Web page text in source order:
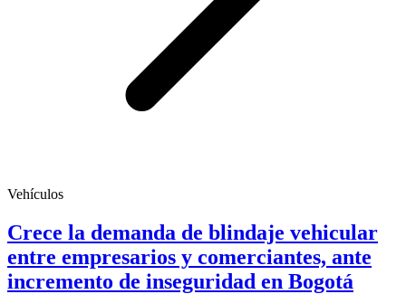
Vehículos
Crece la demanda de blindaje vehicular
entre empresarios y comerciantes, ante
incremento de inseguridad en Bogotá